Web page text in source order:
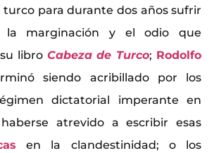
para durante dos años sufrir
la marginación y el odio que
libro Cabeza de Turco; Rodolfo
siendo acribillado por los
dictatorial imperante en
atrevido a escribir esas
en la clandestinidad; o los